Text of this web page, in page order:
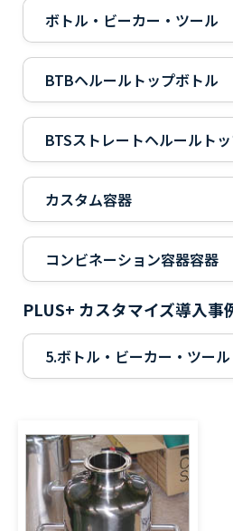
ボトル・ビーカー・ツール
BTBヘルールトップボトル
BTSストレートヘルールト
カスタム容器
コンビネーション容器容器
PLUS+ カスタマイズ導入事
5.ボトル・ビーカー・ツール